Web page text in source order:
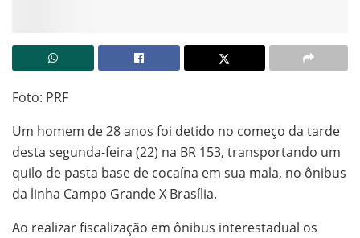
Foto: PRF
Um homem de 28 anos foi detido no começo da tarde
desta segunda-feira (22) na BR 153, transportando um
quilo de pasta base de cocaína em sua mala, no ônibus
da linha Campo Grande X Brasília.
Ao realizar fiscalização em ônibus interestadual os